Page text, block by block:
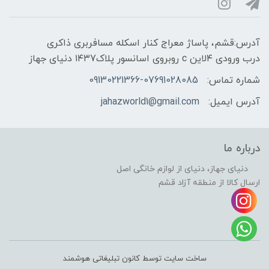
آدرس:قشم، پاساژ معراج کنار اسکله مسافربری ذاکری
درب ورودی ۴لاین c روبروی اسانسور پلاک۱۴۳7 دنیای جهاز
شماره تماس:
09130221366-07691028085
آدرس ایمیل:
jahazworld1@gmail.com
درباره ما
دنیای جهاز، دنیای از لوازم خانگی اصل
ارسال کالا از منطقه آزاد قشم
ساخت سایت توسط کانون تبلیغاتی هوشمند